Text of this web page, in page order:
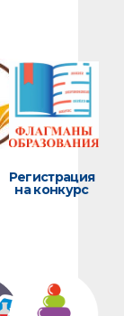
Регистрация
на конкурс